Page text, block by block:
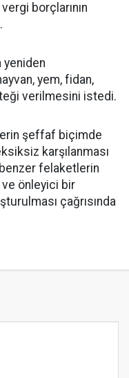
borçlarının
yeniden
yem, fidan,
verilmesini istedi.
şeffaf biçimde
karşılanması
felaketlerin
ve önleyici bir
çağrısında